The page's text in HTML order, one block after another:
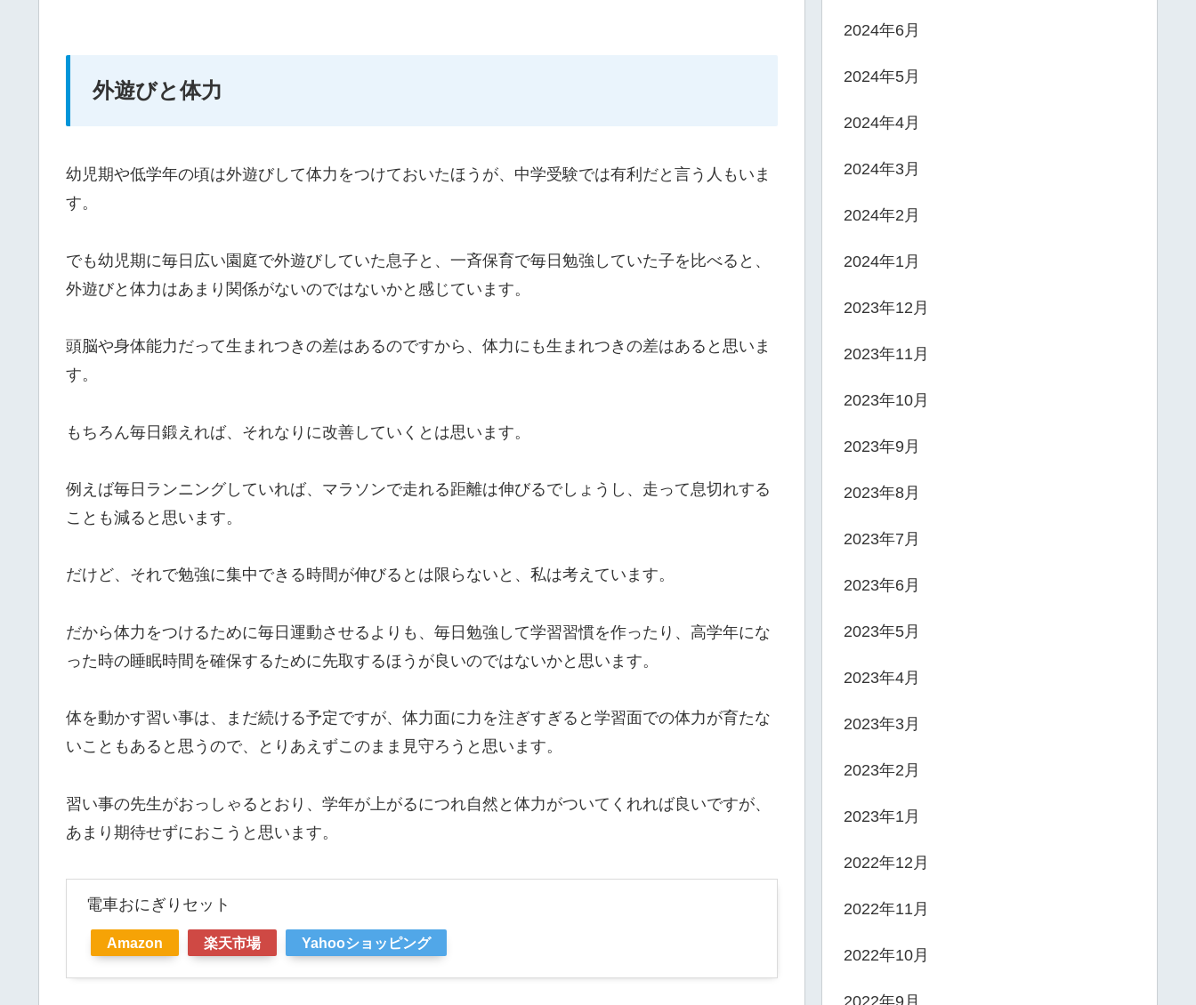
外遊びと体力
幼児期や低学年の頃は外遊びして体力をつけておいたほうが、中学受験では有利だと言う人もいま
す。
でも幼児期に毎日広い園庭で外遊びしていた息子と、一斉保育で毎日勉強していた子を比べると、
外遊びと体力はあまり関係がないのではないかと感じています。
頭脳や身体能力だって生まれつきの差はあるのですから、体力にも生まれつきの差はあると思いま
す。
もちろん毎日鍛えれば、それなりに改善していくとは思います。
例えば毎日ランニングしていれば、マラソンで走れる距離は伸びるでしょうし、走って息切れする
ことも減ると思います。
だけど、それで勉強に集中できる時間が伸びるとは限らないと、私は考えています。
だから体力をつけるために毎日運動させるよりも、毎日勉強して学習習慣を作ったり、高学年にな
った時の睡眠時間を確保するために先取するほうが良いのではないかと思います。
体を動かす習い事は、まだ続ける予定ですが、体力面に力を注ぎすぎると学習面での体力が育たな
いこともあると思うので、とりあえずこのまま見守ろうと思います。
習い事の先生がおっしゃるとおり、学年が上がるにつれ自然と体力がついてくれれば良いですが、
あまり期待せずにおこうと思います。
電車おにぎりセット
Amazon 楽天市場 Yahooショッピング
2024年6月
2024年5月
2024年4月
2024年3月
2024年2月
2024年1月
2023年12月
2023年11月
2023年10月
2023年9月
2023年8月
2023年7月
2023年6月
2023年5月
2023年4月
2023年3月
2023年2月
2023年1月
2022年12月
2022年11月
2022年10月